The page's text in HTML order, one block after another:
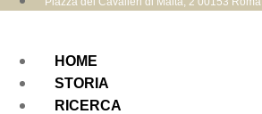
HOME
STORIA
RICERCA